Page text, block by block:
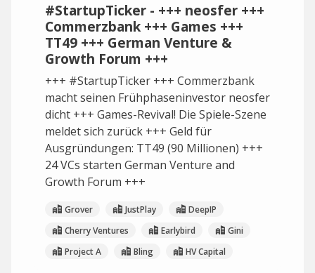
#StartupTicker - +++ neosfer +++
Commerzbank +++ Games +++
TT49 +++ German Venture &
Growth Forum +++
+++ #StartupTicker +++ Commerzbank
macht seinen Frühphaseninvestor neosfer
dicht +++ Games-Revival! Die Spiele-Szene
meldet sich zurück +++ Geld für
Ausgründungen: TT49 (90 Millionen) +++
24 VCs starten German Venture and
Growth Forum +++
Grover JustPlay
DeepIP
Cherry Ventures
Earlybird
Gini
Project A
Bling HV Capital